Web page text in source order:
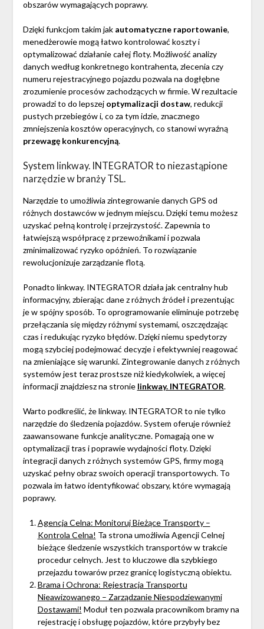
obszarów wymagających poprawy.
Dzięki funkcjom takim jak automatyczne raportowanie,
menedżerowie mogą łatwo kontrolować koszty i
optymalizować działanie całej floty. Możliwość analizy
danych według konkretnego kontrahenta, zlecenia czy
numeru rejestracyjnego pojazdu pozwala na dogłębne
zrozumienie procesów zachodzących w firmie. W rezultacie
prowadzi to do lepszej optymalizacji dostaw, redukcji
pustych przebiegów i, co za tym idzie, znacznego
zmniejszenia kosztów operacyjnych, co stanowi wyraźną
przewagę konkurencyjną.
System linkway. INTEGRATOR to niezastąpione
narzędzie w branży TSL.
Narzędzie to umożliwia zintegrowanie danych GPS od
różnych dostawców w jednym miejscu. Dzięki temu możesz
uzyskać pełną kontrolę i przejrzystość. Zapewnia to
łatwiejszą współpracę z przewoźnikami i pozwala
zminimalizować ryzyko opóźnień. To rozwiązanie
rewolucjonizuje zarządzanie flotą.
Ponadto linkway. INTEGRATOR działa jak centralny hub
informacyjny, zbierając dane z różnych źródeł i prezentując
je w spójny sposób. To oprogramowanie eliminuje potrzebę
przełączania się między różnymi systemami, oszczędzając
czas i redukując ryzyko błędów. Dzięki niemu spedytorzy
mogą szybciej podejmować decyzje i efektywniej reagować
na zmieniające się warunki. Zintegrowanie danych z różnych
systemów jest teraz prostsze niż kiedykolwiek, a więcej
informacji znajdziesz na stronie linkway. INTEGRATOR.
Warto podkreślić, że linkway. INTEGRATOR to nie tylko
narzędzie do śledzenia pojazdów. System oferuje również
zaawansowane funkcje analityczne. Pomagają one w
optymalizacji tras i poprawie wydajności floty. Dzięki
integracji danych z różnych systemów GPS, firmy mogą
uzyskać pełny obraz swoich operacji transportowych. To
pozwala im łatwo identyfikować obszary, które wymagają
poprawy.
Agencja Celna: Monitoruj Bieżące Transporty –
Kontrola Celna! Ta strona umożliwia Agencji Celnej
bieżące śledzenie wszystkich transportów w trakcie
procedur celnych. Jest to kluczowe dla szybkiego
przejazdu towarów przez granicę logistyczną obiektu.
Brama i Ochrona: Rejestracja Transportu
Nieawizowanego – Zarządzanie Niespodziewanymi
Dostawami! Moduł ten pozwala pracownikom bramy na
rejestrację i obsługę pojazdów, które przybyły bez